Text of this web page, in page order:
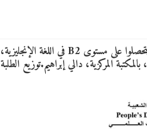
هام: ليكن في علم طلبة الدكتوراه دفعة 2022/2023، الذين لم يتحصلوا على مستوى B2 في اللغة الإنجليزية،
أنه بامكانهم اعادة اجتياز الامتحان يوم الثلاثاء 30 جوان 2026، بالمكتبة المركزية، دالي إبراهيم.توزيع الطلبة